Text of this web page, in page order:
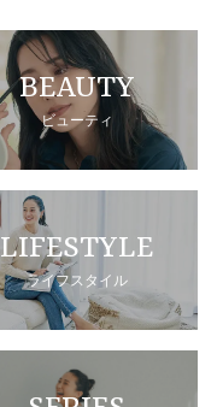
BEAUTY
ビューティ
LIFESTYLE
ライフスタイル